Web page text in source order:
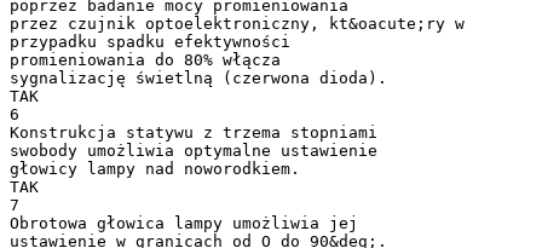
poprzez badanie mocy promieniowania
przez czujnik optoelektroniczny, kt&oacute;ry w
przypadku spadku efektywności
promieniowania do 80% włącza
sygnalizację świetlną (czerwona dioda).
TAK
6
Konstrukcja statywu z trzema stopniami
swobody umożliwia optymalne ustawienie
głowicy lampy nad noworodkiem.
TAK
7
Obrotowa głowica lampy umożliwia jej
ustawienie w granicach od O do 90&deg;.